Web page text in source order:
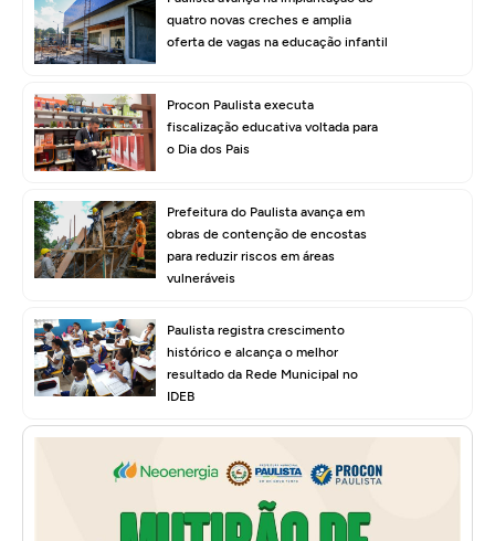
quatro novas creches e amplia
oferta de vagas na educação infantil
Procon Paulista executa
fiscalização educativa voltada para
o Dia dos Pais
Prefeitura do Paulista avança em
obras de contenção de encostas
para reduzir riscos em áreas
vulneráveis
Paulista registra crescimento
histórico e alcança o melhor
resultado da Rede Municipal no
IDEB